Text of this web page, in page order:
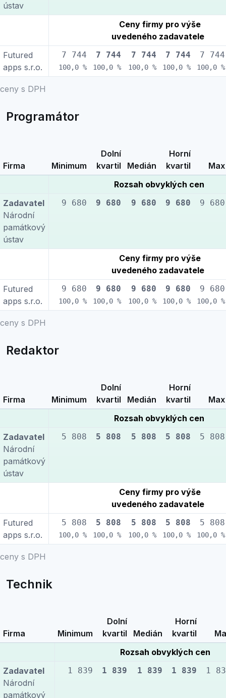
ceny s DPH
ústav
Ceny firmy pro výše
uvedeného zadavatele
Futured
apps s.r.o.
7 744
100,0 %
7 744
100,0 %
7 744
100,0 %
7 744
100,0 %
7 744
100,0 %
Programátor
ceny s DPH
Firma Minimum
Dolní
kvartil
Medián
Horní
kvartil
Max
Rozsah obvyklých cen
Zadavatel
Národní
památkový
ústav
9 680 9 680 9 680 9 680 9 680
Ceny firmy pro výše
uvedeného zadavatele
Futured
apps s.r.o.
9 680
100,0 %
9 680
100,0 %
9 680
100,0 %
9 680
100,0 %
9 680
100,0 %
Redaktor
ceny s DPH
Firma Minimum
Dolní
kvartil
Medián
Horní
kvartil
Max
Rozsah obvyklých cen
Zadavatel
Národní
památkový
ústav
5 808 5 808 5 808 5 808 5 808
Ceny firmy pro výše
uvedeného zadavatele
Futured
apps s.r.o.
5 808
100,0 %
5 808
100,0 %
5 808
100,0 %
5 808
100,0 %
5 808
100,0 %
Technik
Firma Minimum
Dolní
kvartil
Medián
Horní
kvartil
Rozsah obvyklých cen
Zadavatel
Národní
památkový
1 839 1 839 1 839 1 839 1